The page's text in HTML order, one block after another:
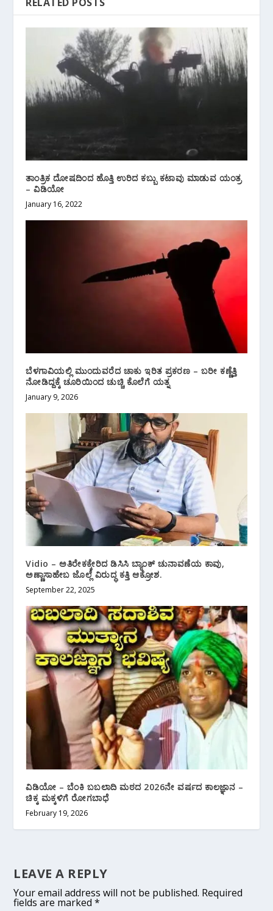
ತಾಂತ್ರಿಕ ದೋಷದಿಂದ ಹೊತ್ತಿ ಉರಿದ ಕಬ್ಬು ಕಟಾವು ಮಾಡುವ ಯಂತ್ರ
– ವಿಡಿಯೋ
January 16, 2022
ಬೆಳಗಾವಿಯಲ್ಲಿ ಮುಂದುವರೆದ ಚಾಕು ಇರಿತ ಪ್ರಕರಣ – ಬರೀ ಕಣ್ಣೆತ್ತಿ
ನೋಡಿದ್ದಕ್ಕೆ ಚೂರಿಯಿಂದ ಚುಚ್ಚಿ ಕೊಲೆಗೆ ಯತ್ನ
January 9, 2026
Vidio – ಅತಿರೇಕಕ್ಕೇರಿದ ಡಿಸಿಸಿ ಬ್ಯಾಂಕ್ ಚುನಾವಣೆಯ ಕಾವು,
ಅಣ್ಣಾಸಾಹೇಬ ಜೊಲ್ಲೆ ವಿರುದ್ಧ ಕತ್ತಿ ಆಕ್ರೋಶ.
September 22, 2025
ವಿಡಿಯೋ‌ – ಬೆಂಕಿ ಬಬಲಾದಿ ಮಠದ 2026ನೇ ವರ್ಷದ ಕಾಲಜ್ಞಾನ –
ಚಿಕ್ಕ ಮಕ್ಕಳಿಗೆ ರೋಗಬಾಧೆ
February 19, 2026
LEAVE A REPLY
Your email address will not be published. Required
fields are marked*